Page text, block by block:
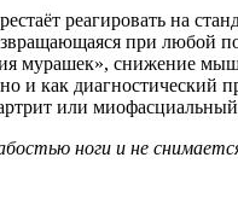
реагировать на
при любой
мурашек», снижение
и как диагностический
или миофасциальный
ноги и не